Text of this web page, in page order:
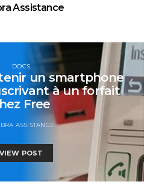
Assistance
DOCS
un smartphone
à un forfait
Free
ASSISTANCE
VIEW POST